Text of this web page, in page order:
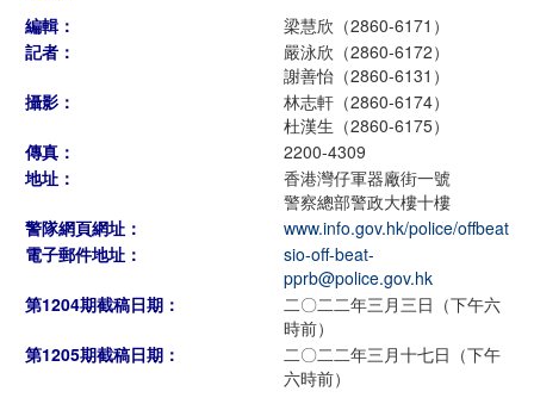
編輯：
梁慧欣（2860-6171）
記者：
嚴泳欣（2860-6172）
謝善怡（2860-6131）
攝影：
林志軒（2860-6174）
杜漢生（2860-6175）
傳真：
2200-4309
地址：
香港灣仔軍器廠街一號
警察總部警政大樓十樓
警隊網頁網址：
www.info.gov.hk/police/offbeat
電子郵件地址：
sio-off-beat-
pprb@police.gov.hk
第1204期截稿日期：
二〇二二年三月三日（下午六
時前）
第1205期截稿日期：
二〇二二年三月十七日（下午
六時前）